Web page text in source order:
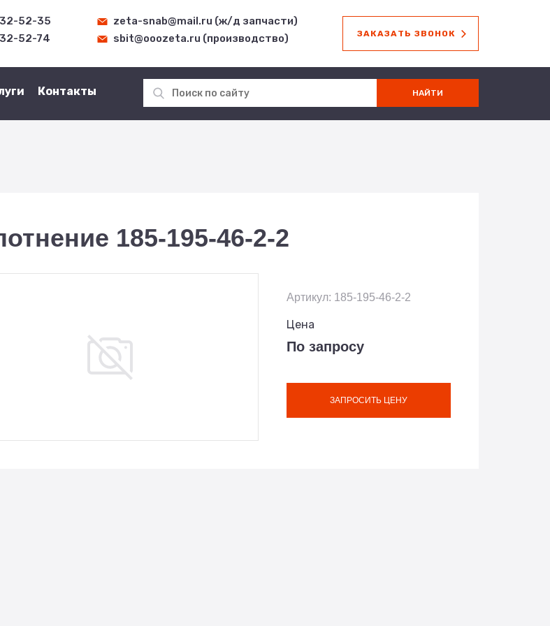
52-35
52-74
zeta-snab@mail.ru (ж/д запчасти)
sbit@ooozeta.ru (производство)
ЗАКАЗАТЬ ЗВОНОК
Контакты
185-195-46-2-2
Артикул: 185-195-46-2-2
Цена
По запросу
ЗАПРОСИТЬ ЦЕНУ